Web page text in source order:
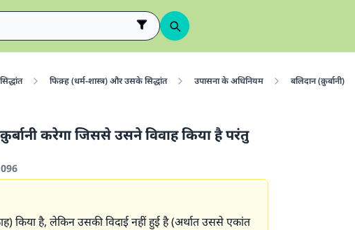
फिक़्ह (धर्म-शास्त्र) और उसके सिद्धांत उपासना के अधिनियम बलिदान (क़ुर्बानी)
करेगा जिससे उसने विवाह किया है परंतु
किया है, लेकिन उसकी विदाई नहीं हुई है (अर्थात उससे एकांत